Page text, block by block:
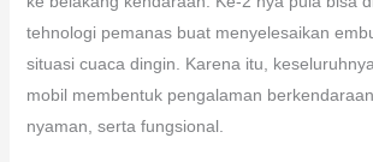
tehnologi pemanas buat menyelesaikan
situasi cuaca dingin. Karena itu,
mobil membentuk pengalaman
nyaman, serta fungsional.